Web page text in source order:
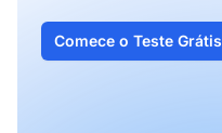
Comece o Teste Grátis